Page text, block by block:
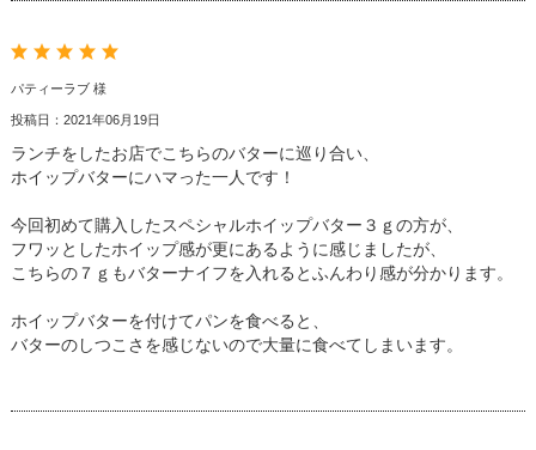
パティーラブ 様
投稿日：2021年06月19日
ランチをしたお店でこちらのバターに巡り合い、
ホイップバターにハマった一人です！
今回初めて購入したスペシャルホイップバター３ｇの方が、
フワッとしたホイップ感が更にあるように感じましたが、
こちらの７ｇもバターナイフを入れるとふんわり感が分かります。
ホイップバターを付けてパンを食べると、
バターのしつこさを感じないので大量に食べてしまいます。